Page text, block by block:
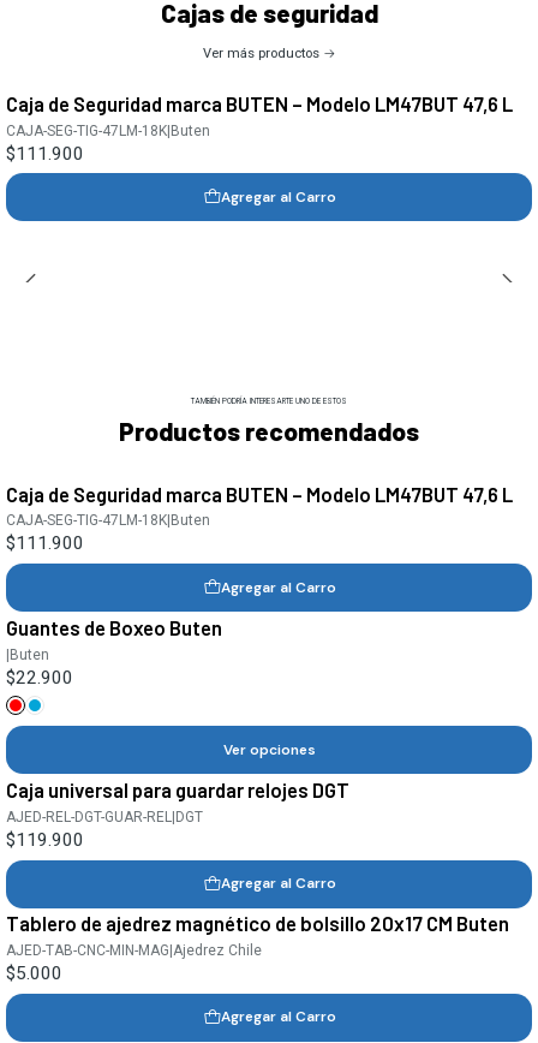
Cajas de seguridad
Ver más productos
Caja de Seguridad marca BUTEN – Modelo LM47BUT 47,6 L
CAJA-SEG-TIG-47LM-18K|Buten
$111.900
Agregar al Carro
TAMBIÉN PODRÍA INTERESARTE UNO DE ESTOS
Productos recomendados
Caja de Seguridad marca BUTEN – Modelo LM47BUT 47,6 L
CAJA-SEG-TIG-47LM-18K Buten
$111.900
Agregar al Carro
Guantes de Boxeo Buten
|Buten
$22.900
Ver opciones
Caja universal para guardar relojes DGT
AJED-REL-DGT-GUAR-REL|DGT
$119.900
Agregar al Carro
Tablero de ajedrez magnético de bolsillo 20x17 CM Buten
AJED-TAB-CNC-MIN-MAG |Ajedrez Chile
$5.000
Agregar al Carro